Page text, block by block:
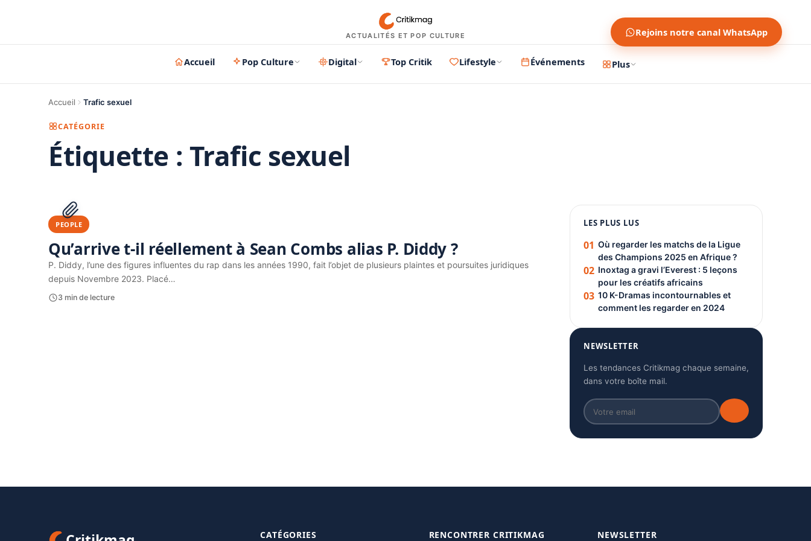
ACTUALITÉS ET POP CULTURE Rejoins notre canal WhatsApp
Accueil Pop Culture Digital Top Critik Lifestyle Événements Plus
Accueil Trafic sexuel
CATÉGORIE
Étiquette : Trafic sexuel
PEOPLE
Qu’arrive t-il réellement à Sean Combs alias P. Diddy ?
P. Diddy, l’une des figures influentes du rap dans les années 1990, fait l’objet de plusieurs plaintes et poursuites juridiques
depuis Novembre 2023. Placé…
3 min de lecture
PUBLICITÉ
LES PLUS LUS
01 Où regarder les matchs de la Ligue
des Champions 2025 en Afrique ?
02 Inoxtag a gravi l’Everest : 5 leçons
pour les créatifs africains
03 10 K-Dramas incontournables et
comment les regarder en 2024
NEWSLETTER
Les tendances Critikmag chaque semaine,
dans votre boîte mail.
CATÉGORIES RENCONTRER CRITIKMAG NEWSLETTER